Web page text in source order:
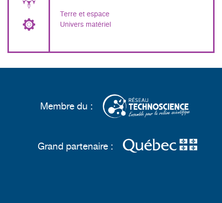
Terre et espace
Univers matériel
Membre du :
Grand partenaire :